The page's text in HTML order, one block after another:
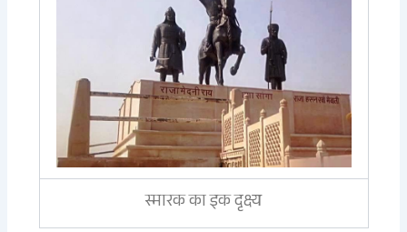
स्मारक का इक दृक्ष्य